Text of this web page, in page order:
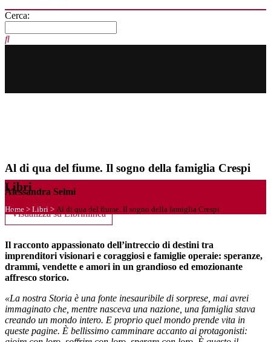
Cerca:
Libri
Home > Libri > Al di qua del fiume. Il sogno della famiglia Crespi
Al di qua del fiume. Il sogno della famiglia Crespi
Alessandra Selmi
Visualizza su Librinlinea
Il racconto appassionato dell’intreccio di destini tra
imprenditori visionari e coraggiosi e famiglie operaie: speranze,
drammi, vendette e amori in un grandioso ed emozionante
affresco storico.
«La nostra Storia è una fonte inesauribile di sorprese, mai avrei
immaginato che, mentre nasceva una nazione, una famiglia stava
creando un mondo intero. E proprio quel mondo prende vita in
queste pagine. È bellissimo camminare accanto ai protagonisti: